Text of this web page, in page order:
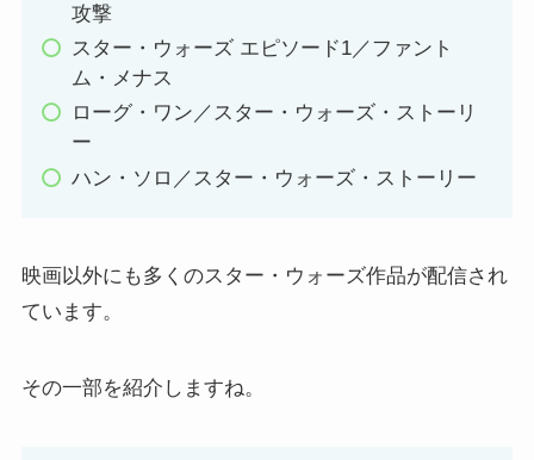
攻撃
スター・ウォーズ エピソード1／ファント
ム・メナス
ローグ・ワン／スター・ウォーズ・ストーリ
ー
ハン・ソロ／スター・ウォーズ・ストーリー
映画以外にも多くのスター・ウォーズ作品が配信され
ています。
その一部を紹介しますね。